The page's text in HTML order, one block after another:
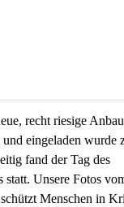
recht riesige
eingeladen wurde
fand der Tag des
statt. Unsere Fotos
Menschen in